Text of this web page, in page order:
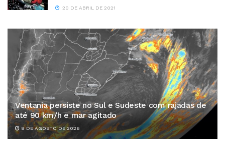
20 DE ABRIL DE 2021
Ventania persiste no Sul e Sudeste com rajadas de
até 90 km/h e mar agitado
8 DE AGOSTO DE 2026